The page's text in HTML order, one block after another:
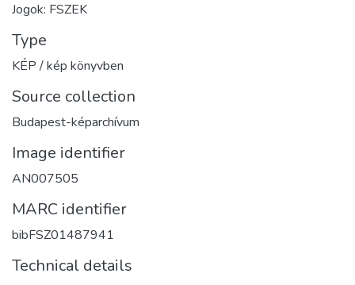
Jogok: FSZEK
Type
KÉP / kép könyvben
Source collection
Budapest-képarchívum
Image identifier
AN007505
MARC identifier
bibFSZ01487941
Technical details